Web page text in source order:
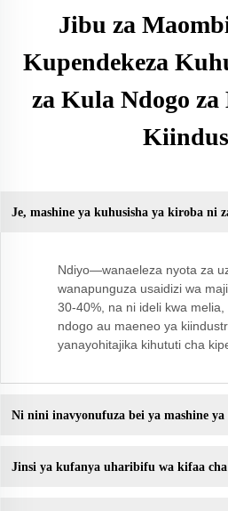
Jibu za
Kupendekeza
za Kula Ndogo
Je, mashine ya kuhusisha ya kiroba ni
Ndiyo—wanaeleza nyota za
wanapunguza usaidizi wa
30-40%, na ni ideli kwa melia,
ndogo au maeneo ya
yanayohitajika kihututi cha
Ni nini inavyonufuza bei ya mashine ya
Jinsi ya kufanya uharibifu wa kifaa cha